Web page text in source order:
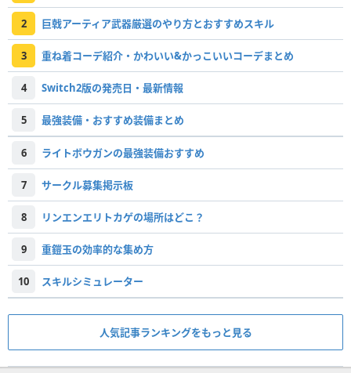
2 巨戟アーティア武器厳選のやり方とおすすめスキル
3 重ね着コーデ紹介・かわいい&かっこいいコーデまとめ
4 Switch2版の発売日・最新情報
5 最強装備・おすすめ装備まとめ
6 ライトボウガンの最強装備おすすめ
7 サークル募集掲示板
8 リンエンエリトカゲの場所はどこ？
9 重鎧玉の効率的な集め方
10 スキルシミュレーター
人気記事ランキングをもっと見る